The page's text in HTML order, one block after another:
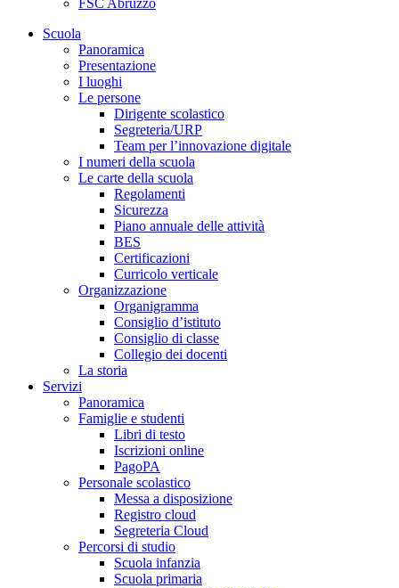
FSC Abruzzo
Scuola
Panoramica
Presentazione
I luoghi
Le persone
Dirigente scolastico
Segreteria/URP
Team per l’innovazione digitale
I numeri della scuola
Le carte della scuola
Regolamenti
Sicurezza
Piano annuale delle attività
BES
Certificazioni
Curricolo verticale
Organizzazione
Organigramma
Consiglio d’istituto
Consiglio di classe
Collegio dei docenti
La storia
Servizi
Panoramica
Famiglie e studenti
Libri di testo
Iscrizioni online
PagoPA
Personale scolastico
Messa a disposizione
Registro cloud
Segreteria Cloud
Percorsi di studio
Scuola infanzia
Scuola primaria